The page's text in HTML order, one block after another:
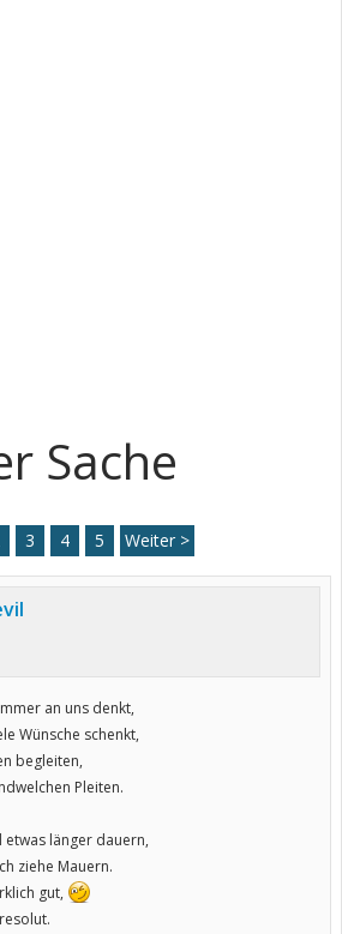
Sache
3 4 5 Weiter >
an uns denkt,
Wünsche schenkt,
begleiten,
Pleiten.
länger dauern,
ziehe Mauern.
gut,